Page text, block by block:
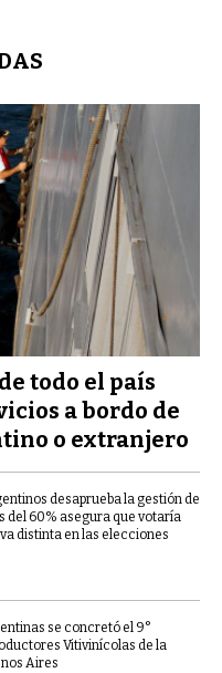
todo el país
a bordo de
o extranjero
desaprueba la gestión de
del 60% asegura que votaría
distinta en las elecciones
se concretó el 9°
Vitivinícolas de la
Aires